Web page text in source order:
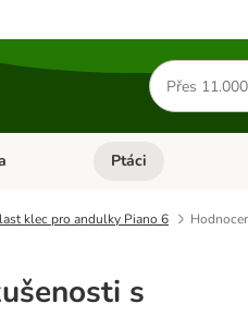
Hledat
produkty
Otevřít menu: Malá
Ptáci
klec pro andulky Piano 6
s